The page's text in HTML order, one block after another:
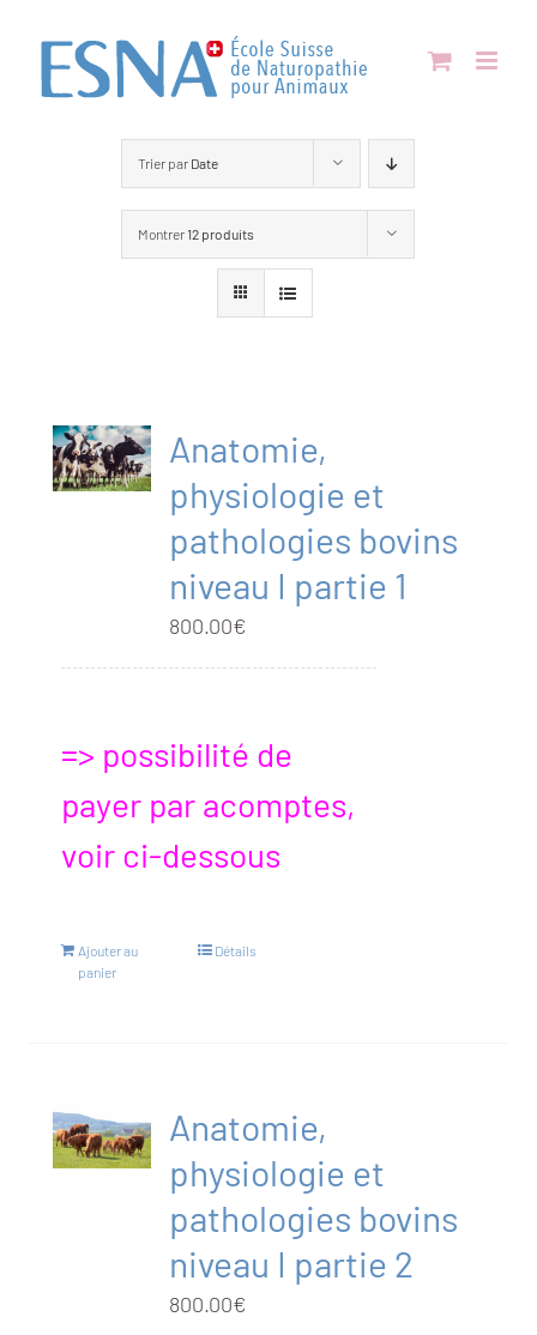
contenu
Trier par Date
Montrer 12 produits
Anatomie,
physiologie et
pathologies bovins
niveau I partie 1
800.00€
=> possibilité de
payer par acomptes,
voir ci-dessous
Ajouter au
panier
Détails
Anatomie,
physiologie et
pathologies bovins
niveau I partie 2
800.00€